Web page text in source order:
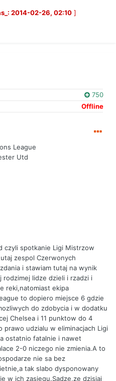
2014-02-26, 02:10 ]
750
Offline
League
Utd
czyli spotkanie Ligi Mistrzow
zespol Czerwonych
i stawiam tutaj na wynik
lidze dzieli i rzadzi i
reki,natomiast ekipa
to dopiero miejsce 6 gdzie
do zdobycia i w dodatku
Chelsea i 11 punktow do 4
prawo udzialu w eliminacjach Ligi
ostatnio fatalnie i nawet
2-0 niczego nie zmienia.A to
nie sa bez
tak slabo dysponowany
w ich zasiegu.Sadze,ze dzisiaj